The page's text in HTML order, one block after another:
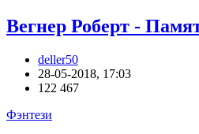
Вегнер Роберт -
deller50
28-05-2018, 17:03
122 467
Фэнтези